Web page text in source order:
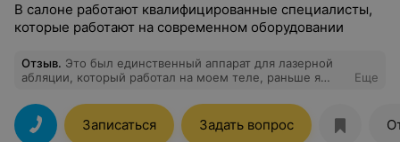
В салоне работают квалифицированные специалисты,
которые работают на современном оборудовании
Отзыв. Это был единственный аппарат для лазерной
абляции, который работал на моем теле, раньше я
Еще
Записаться Задать вопрос